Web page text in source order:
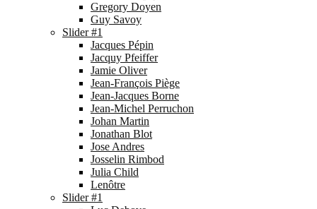
Gregory Doyen
Guy Savoy
Slider #1
Jacques Pépin
Jacquy Pfeiffer
Jamie Oliver
Jean-François Piège
Jean-Jacques Borne
Jean-Michel Perruchon
Johan Martin
Jonathan Blot
Jose Andres
Josselin Rimbod
Julia Child
Lenôtre
Slider #1